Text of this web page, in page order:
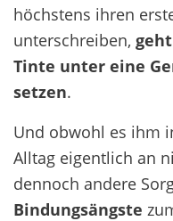
höchstens ihren
unterschreiben,
Tinte unter eine
setzen.
Und obwohl es ihm
Alltag eigentlich an
dennoch andere
Bindungsängste